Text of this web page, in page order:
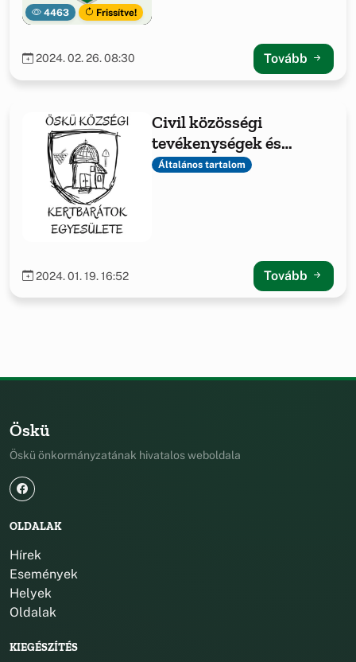
4463 Frissítve!
2024. 02. 26. 08:30 Tovább
Civil közösségi
tevékenységek és
feltételeinek javítása
Általános tartalom
2024. 01. 19. 16:52 Tovább
Öskü
Öskü önkormányzatának hivatalos weboldala
OLDALAK
Hírek
Események
Helyek
Oldalak
KIEGÉSZÍTÉS